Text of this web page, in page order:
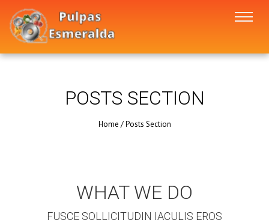
POSTS SECTION
Home /Posts Section
WHAT WE DO
FUSCE SOLLICITUDIN IACULIS EROS